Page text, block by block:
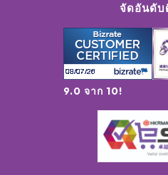
จัดอันดับ
9.0 จาก 10!